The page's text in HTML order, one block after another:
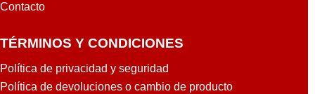
Contacto
TÉRMINOS Y CONDICIONES
Política de privacidad y seguridad
Política de devoluciones o cambio de producto